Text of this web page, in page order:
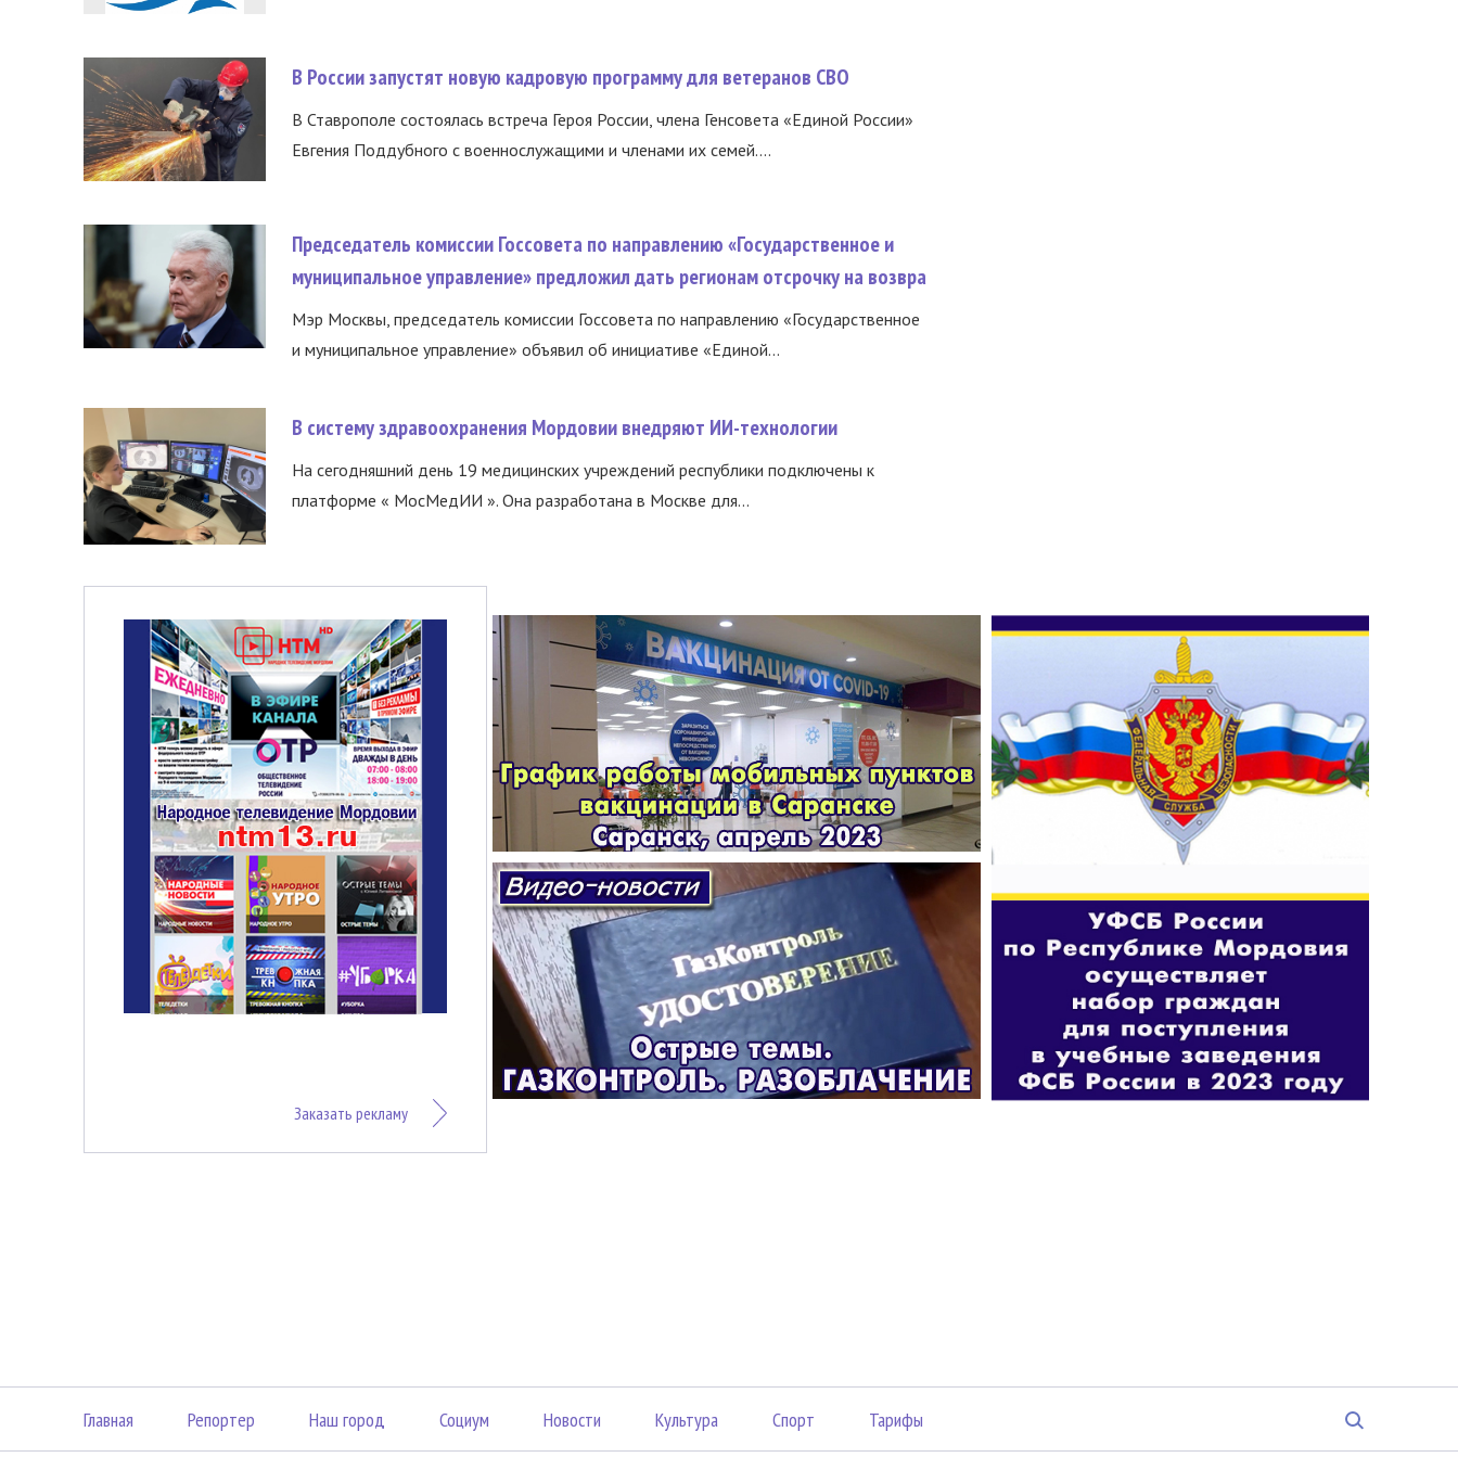
В России запустят новую кадровую программу для ветеранов СВО
В Ставрополе состоялась встреча Героя России, члена Генсовета «Единой России»
Евгения Поддубного с военнослужащими и членами их семей....
Председатель комиссии Госсовета по направлению «Государственное и
муниципальное управление» предложил дать регионам отсрочку на возвра
Мэр Москвы, председатель комиссии Госсовета по направлению «Государственное
и муниципальное управление» объявил об инициативе «Единой...
В систему здравоохранения Мордовии внедряют ИИ-технологии
На сегодняшний день 19 медицинских учреждений республики подключены к
платформе « МосМедИИ ». Она разработана в Москве для...
Заказать рекламу
Главная Репортер Наш город Социум Новости Культура Спорт Тарифы